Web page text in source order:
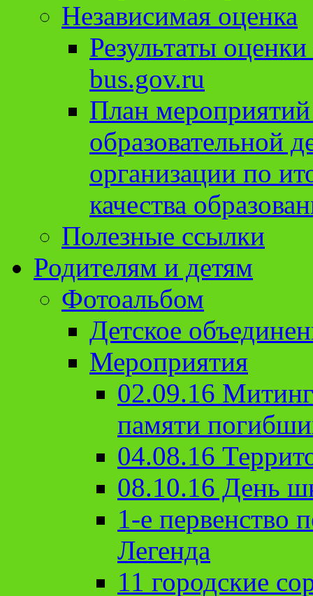
Независимая оценка
Результаты
bus.gov.ru
План
образовательной
организации по
качества
Полезные ссылки
Родителям и детям
Фотоальбом
Детское
Мероприятия
02.09.16
памяти
04.08.16
08.10.16 День
1-е первенство
Легенда
11 городские